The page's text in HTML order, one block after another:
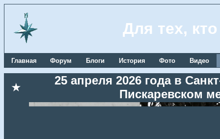
Для тех,
Главная Форум Блоги История Фото Видео
★
25 апреля 2026 года в
Пискаревском